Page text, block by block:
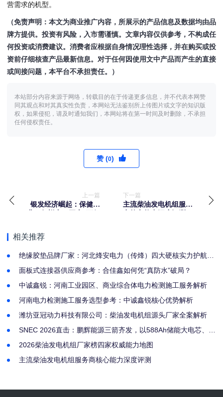
营需求的机型。
（免责声明：本文为商业推广内容，所展示的产品信息及数据均由品
牌方提供。投资有风险，入市需谨慎。文章内容仅供参考，不构成任
何投资或消费建议。消费者应根据自身情况理性选择，并在购买或投
资前仔细核查产品最新信息。对于任何因使用文中产品而产生的直接
或间接问题，本平台不承担责任。）
本站部分内容来源于网络，转载目的在于传递更多信息，并不代表本网赞
同其观点和对其真实性负责，本网站无法鉴别所上传图片或文字的知识版
权，如果侵犯，请及时通知我们，本网站将在第一时间及时删除，不承担
任何侵权责任。
赞 (0)
上一篇
银发经济崛起：保健产
下一篇
主流柴油发电机组服务
相关推荐
绝缘胶垫品牌厂家：河北烽安电力（传烽）四大硬核实力护航电
面板式连接器供应商参考：合佳鑫如何凭“真防水”破局？
中诚鑫锐：河南工业园区、商业综合体电力检测施工服务解析
河南电力检测施工服务选型参考：中诚鑫锐核心优势解析
潍坊亚冠动力科技有限公司：柴油发电机组源头厂家全案解析
SNEC 2026直击：鹏辉能源三箭齐发，以588Ah储能大电芯、
2026柴油发电机组厂家榜四家权威能力地图
主流柴油发电机组服务商核心能力深度评测